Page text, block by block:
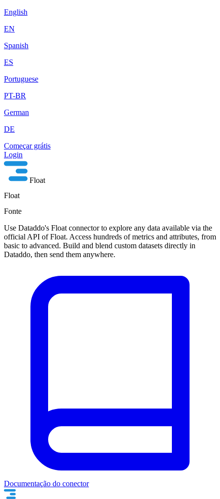
English
EN
Spanish
ES
Portuguese
PT-BR
German
DE
Começar grátis
Login
Float
Float
Fonte
Use Dataddo's Float connector to explore any data available via the
official API of Float. Access hundreds of metrics and attributes, from
basic to advanced. Build and blend custom datasets directly in
Dataddo, then send them anywhere.
Documentação do conector